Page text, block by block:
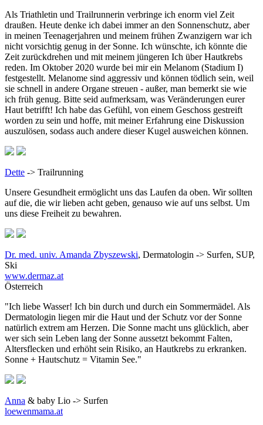
Als Triathletin und Trailrunnerin verbringe ich enorm viel Zeit
draußen. Heute denke ich dabei immer an den Sonnenschutz, aber
in meinen Teenagerjahren und meinem frühen Zwanzigern war ich
nicht vorsichtig genug in der Sonne. Ich wünschte, ich könnte die
Zeit zurückdrehen und mit meinem jüngeren Ich über Hautkrebs
reden. Im Oktober 2020 wurde bei mir ein Melanom (Stadium I)
festgestellt. Melanome sind aggressiv und können tödlich sein, weil
sie schnell in andere Organe streuen - außer, man bemerkt sie wie
ich früh genug. Bitte seid aufmerksam, was Veränderungen eurer
Haut betrifft! Ich habe das Gefühl, von einem Geschoss gestreift
worden zu sein und hoffe, mit meiner Erfahrung eine Diskussion
auszulösen, sodass auch andere dieser Kugel ausweichen können.
Dette -> Trailrunning
Unsere Gesundheit ermöglicht uns das Laufen da oben. Wir sollten
auf die, die wir lieben acht geben, genauso wie auf uns selbst. Um
uns diese Freiheit zu bewahren.
Dr. med. univ. Amanda Zbyszewski, Dermatologin -> Surfen, SUP,
Ski
www.dermaz.at
Österreich
"Ich liebe Wasser! Ich bin durch und durch ein Sommermädel. Als
Dermatologin liegen mir die Haut und der Schutz vor der Sonne
natürlich extrem am Herzen. Die Sonne macht uns glücklich, aber
wer sich sein Leben lang der Sonne aussetzt bekommt Falten,
Altersflecken und erhöht sein Risiko, an Hautkrebs zu erkranken.
Sonne + Hautschutz = Vitamin See."
Anna & baby Lio -> Surfen
loewenmama.at